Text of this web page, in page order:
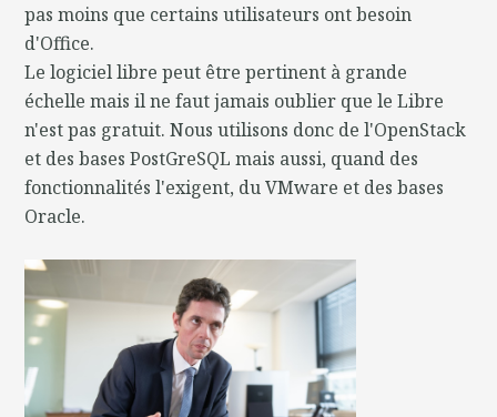
pas moins que certains utilisateurs ont besoin
d'Office.
Le logiciel libre peut être pertinent à grande
échelle mais il ne faut jamais oublier que le Libre
n'est pas gratuit. Nous utilisons donc de l'OpenStack
et des bases PostGreSQL mais aussi, quand des
fonctionnalités l'exigent, du VMware et des bases
Oracle.